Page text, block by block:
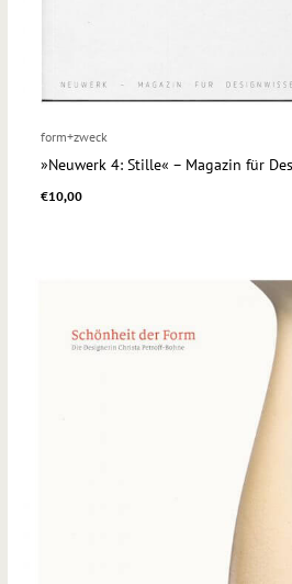
form+zweck
»Neuwerk 4: Stille« – Magazin für
€10,00